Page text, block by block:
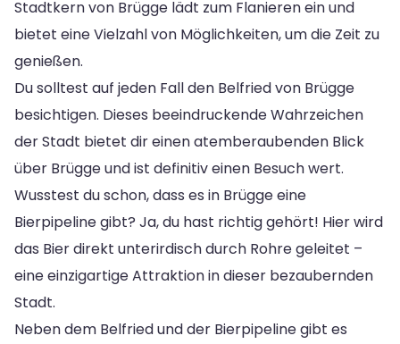
Stadtkern von Brügge lädt zum Flanieren ein und
bietet eine Vielzahl von Möglichkeiten, um die Zeit zu
genießen.
Du solltest auf jeden Fall den Belfried von Brügge
besichtigen. Dieses beeindruckende Wahrzeichen
der Stadt bietet dir einen atemberaubenden Blick
über Brügge und ist definitiv einen Besuch wert.
Wusstest du schon, dass es in Brügge eine
Bierpipeline gibt? Ja, du hast richtig gehört! Hier wird
das Bier direkt unterirdisch durch Rohre geleitet –
eine einzigartige Attraktion in dieser bezaubernden
Stadt.
Neben dem Belfried und der Bierpipeline gibt es